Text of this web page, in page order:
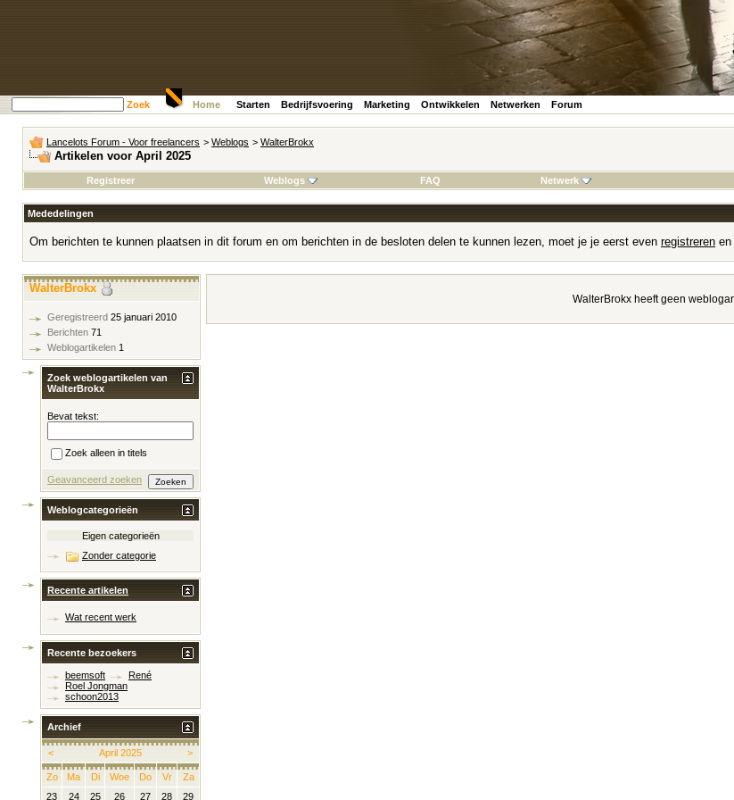
Zoek Home Starten Bedrijfsvoering Marketing Ontwikkelen Netwerken Forum
Lancelots Forum - Voor freelancers > Weblogs > WalterBrokx
Artikelen voor April 2025
Registreer
Weblogs FAQ Netwerk
Mededelingen
Om berichten te kunnen plaatsen in dit forum en om berichten in de besloten delen te kunnen lezen, moet je je eerst even registreren en
WalterBrokx heeft geen
WalterBrokx
Geregistreerd 25 januari 2010
Berichten 71
Weblogartikelen 1
Zoek weblogartikelen van
WalterBrokx
Bevat tekst:
Zoek alleen in titels
Geavanceerd zoeken
Weblogcategorieën
Eigen categorieën
Zonder categorie
Recente artikelen
Wat recent werk
Recente bezoekers
beemsoft
René
Roel Jongman
schoon2013
Archief
< >
April 2025
Zo Ma Di Woe Do Vr
Za
23
24 25 26 27 28 29